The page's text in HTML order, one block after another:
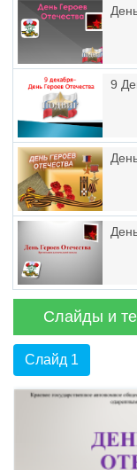
9
Слайды и
Слайд 1